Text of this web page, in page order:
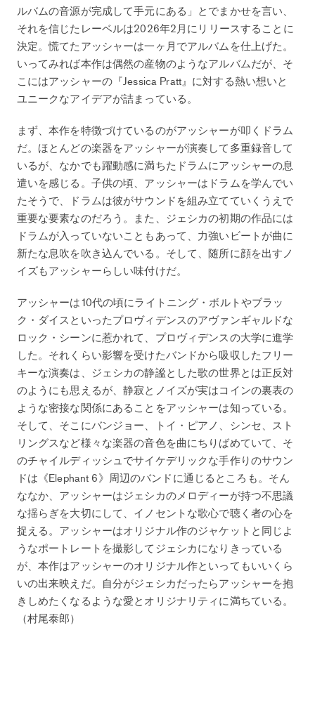
ルバムの音源が完成して手元にある」とでまかせを言い、
それを信じたレーベルは2026年2月にリリースすることに
決定。慌てたアッシャーは一ヶ月でアルバムを仕上げた。
いってみれば本作は偶然の産物のようなアルバムだが、そ
こにはアッシャーの『Jessica Pratt』に対する熱い想いと
ユニークなアイデアが詰まっている。
まず、本作を特徴づけているのがアッシャーが叩くドラム
だ。ほとんどの楽器をアッシャーが演奏して多重録音して
いるが、なかでも躍動感に満ちたドラムにアッシャーの息
遣いを感じる。子供の頃、アッシャーはドラムを学んでい
たそうで、ドラムは彼がサウンドを組み立てていくうえで
重要な要素なのだろう。また、ジェシカの初期の作品には
ドラムが入っていないこともあって、力強いビートが曲に
新たな息吹を吹き込んでいる。そして、随所に顔を出すノ
イズもアッシャーらしい味付けだ。
アッシャーは10代の頃にライトニング・ボルトやブラッ
ク・ダイスといったプロヴィデンスのアヴァンギャルドな
ロック・シーンに惹かれて、プロヴィデンスの大学に進学
した。それくらい影響を受けたバンドから吸収したフリー
キーな演奏は、ジェシカの静謐とした歌の世界とは正反対
のようにも思えるが、静寂とノイズが実はコインの裏表の
ような密接な関係にあることをアッシャーは知っている。
そして、そこにバンジョー、トイ・ピアノ、シンセ、スト
リングスなど様々な楽器の音色を曲にちりばめていて、そ
のチャイルディッシュでサイケデリックな手作りのサウン
ドは《Elephant 6》周辺のバンドに通じるところも。そん
ななか、アッシャーはジェシカのメロディーが持つ不思議
な揺らぎを大切にして、イノセントな歌心で聴く者の心を
捉える。アッシャーはオリジナル作のジャケットと同じよ
うなポートレートを撮影してジェシカになりきっている
が、本作はアッシャーのオリジナル作といってもいいくら
いの出来映えだ。自分がジェシカだったらアッシャーを抱
きしめたくなるような愛とオリジナリティに満ちている。
（村尾泰郎）